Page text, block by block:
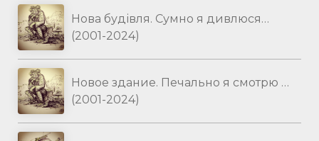
Нова будівля. Сумно я дивлюся…
(2001-2024)
Новое здание. Печально я смотрю …
(2001-2024)